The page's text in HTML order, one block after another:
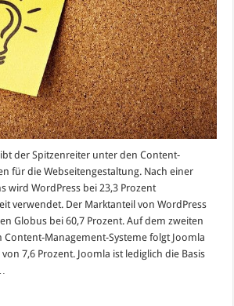
der Spitzenreiter unter den Content-
für die Webseitengestaltung. Nach einer
wird WordPress bei 23,3 Prozent
verwendet. Der Marktanteil von WordPress
Globus bei 60,7 Prozent. Auf dem zweiten
Content-Management-Systeme folgt Joomla
7,6 Prozent. Joomla ist lediglich die Basis